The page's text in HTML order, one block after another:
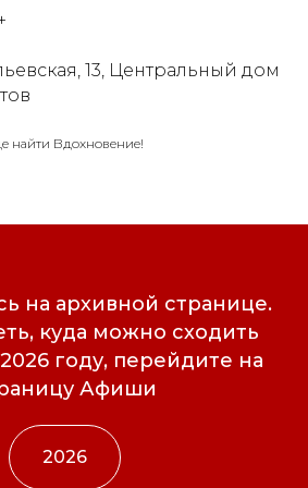
13, Центральный дом
найти Вдохновение!
на архивной странице.
куда можно сходить
году, перейдите на
Афиши
2026